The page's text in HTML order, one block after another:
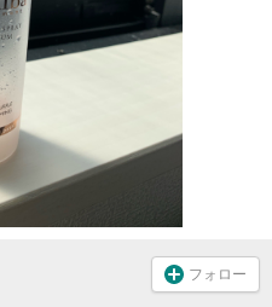
フォロー